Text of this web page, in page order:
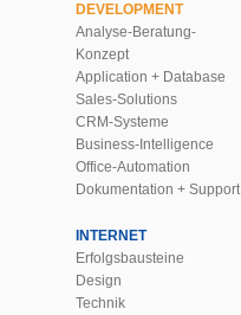
DEVELOPMENT
Analyse-Beratung-
Konzept
Application + Database
Sales-Solutions
CRM-Systeme
Business-Intelligence
Office-Automation
Dokumentation + Support
INTERNET
Erfolgsbausteine
Design
Technik